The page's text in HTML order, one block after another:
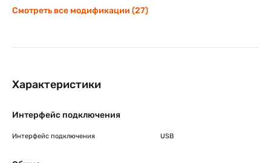
Смотреть все модификации (27)
Характеристики
Интерфейс подключения
Интерфейс подключения USB